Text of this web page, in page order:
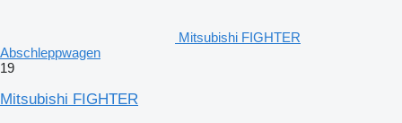
Mitsubishi FIGHTER
Abschleppwagen
19
Mitsubishi FIGHTER